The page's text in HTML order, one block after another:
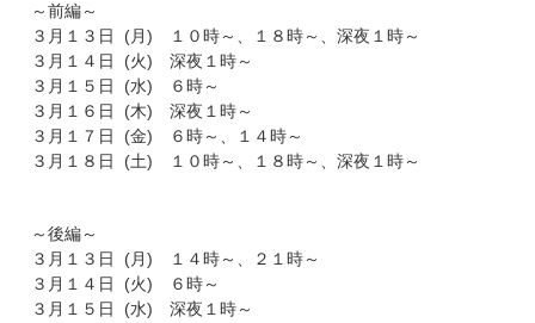
～前編～
３月１３日 (月) １０時～、１８時～、深夜１時～
３月１４日 (火) 深夜１時～
３月１５日 (水) ６時～
３月１６日 (木) 深夜１時～
３月１７日 (金) ６時～、１４時～
３月１８日 (土) １０時～、１８時～、深夜１時～
～後編～
３月１３日 (月) １４時～、２１時～
３月１４日 (火) ６時～
３月１５日 (水) 深夜１時～